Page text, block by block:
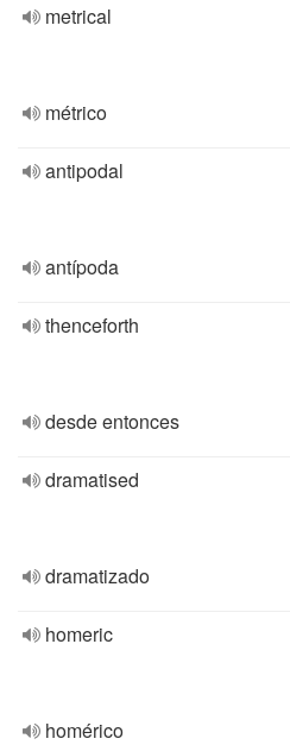
metrical
métrico
antipodal
antípoda
thenceforth
desde entonces
dramatised
dramatizado
homeric
homérico